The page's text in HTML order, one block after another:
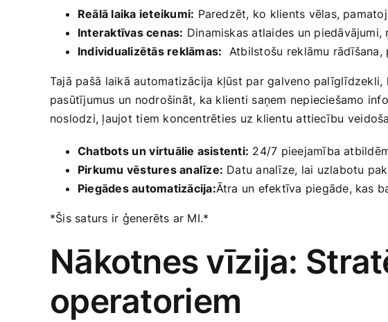
Reālā laika ieteikumi: Paredzēt, ko klients vēlas,
Interaktīvas cenas: Dinamiskas atlaides un
Individualizētās reklāmas:
Atbilstošu ⁣reklāmu
Tajā pašā⁢ laikā automatizācija kļūst par‍ galveno
pasūtījumus un nodrošināt, ⁤ka klienti saņem nepieciešamo
noslodzi,‌ ļaujot tiem koncentrēties uz klientu attiecību
Chatbots⁤ un ⁢virtuālie asistenti: 24/7 pieejamība
Pirkumu vēstures analīze: Datu analīze, lai ‌uzlabotu
Piegādes automatizācija:Ātra ​un ‍efektīva piegāde, kas
*Šis saturs ir ģenerēts ar MI.*
Nākotnes ⁣vīzija:
operatoriem